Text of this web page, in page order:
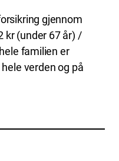
gjennom
kr (under 67 år) /
familien er
verden og på